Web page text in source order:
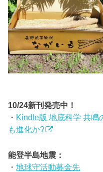
10/24新刊発売中！
・ Kindle版 地底科学 共鳴
も進化か?
能登半島地震：
・地球守活動募金先